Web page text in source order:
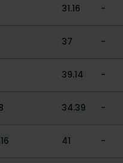
31.16 -
37 -
39.14 -
34.39 -
41 -